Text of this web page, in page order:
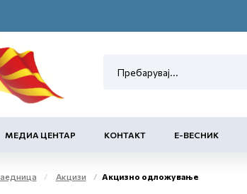
МЕДИА ЦЕНТАР КОНТАКТ Е-ВЕСНИК
Акцизи Акцизно одложување